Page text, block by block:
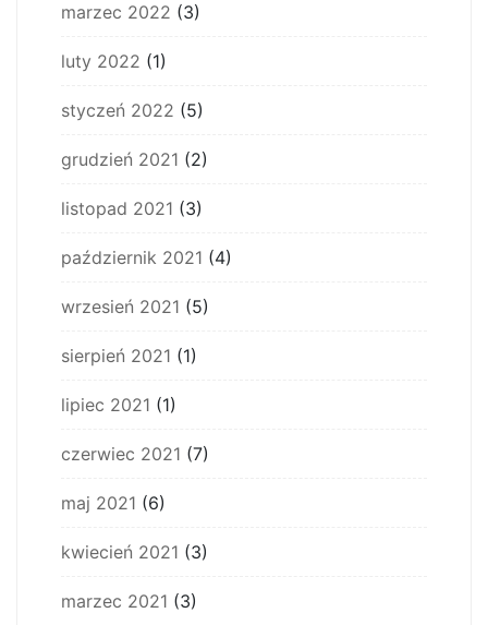
marzec 2022 (3)
luty 2022 (1)
styczeń 2022 (5)
grudzień 2021 (2)
listopad 2021 (3)
październik 2021 (4)
wrzesień 2021 (5)
sierpień 2021 (1)
lipiec 2021 (1)
czerwiec 2021 (7)
maj 2021 (6)
kwiecień 2021 (3)
marzec 2021 (3)